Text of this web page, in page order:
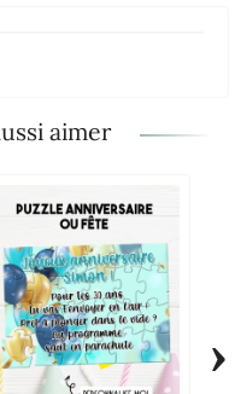
aimer
›